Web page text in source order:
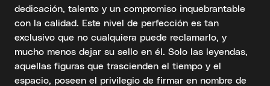
dedicación, talento y un compromiso inquebrantable
con la calidad. Este nivel de perfección es tan
exclusivo que no cualquiera puede reclamarlo, y
mucho menos dejar su sello en él. Solo las leyendas,
aquellas figuras que trascienden el tiempo y el
espacio, poseen el privilegio de firmar en nombre de